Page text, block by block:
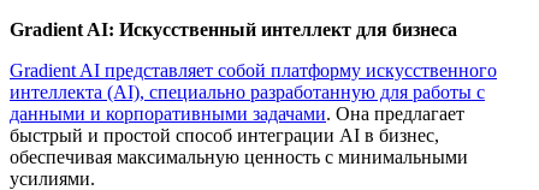
Gradient AI: Искусственный интеллект для бизнеса
Gradient AI представляет собой платформу искусственного
интеллекта (AI), специально разработанную для работы с
данными и корпоративными задачами. Она предлагает
быстрый и простой способ интеграции AI в бизнес,
обеспечивая максимальную ценность с минимальными
усилиями.